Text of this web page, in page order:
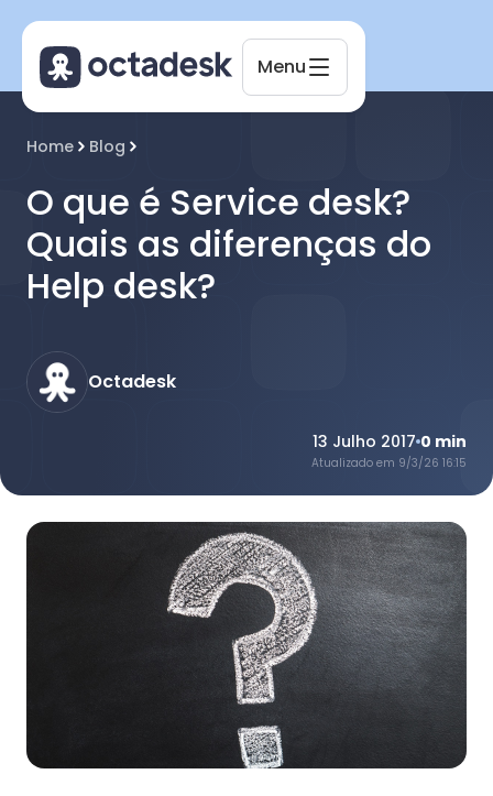
Menu
Home Blog
O que é Service desk?
Quais as diferenças do
Help desk?
Octadesk
13 Julho 2017 0 min
Atualizado em 9/3/26 16:15
Online agora